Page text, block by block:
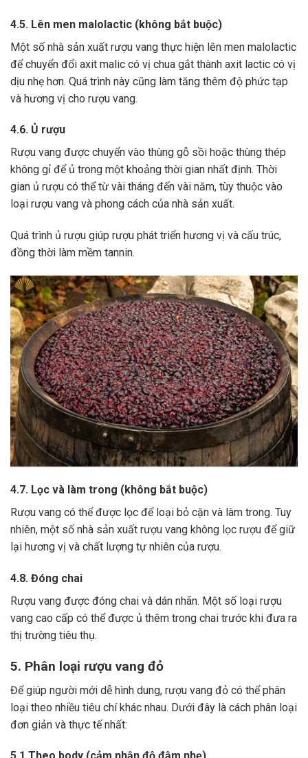
4.5. Lên men malolactic (không bắt buộc)
Một số nhà sản xuất rượu vang thực hiện lên men malolactic
để chuyển đổi axit malic có vị chua gắt thành axit lactic có vị
dịu nhẹ hơn. Quá trình này cũng làm tăng thêm độ phức tạp
và hương vị cho rượu vang.
4.6. Ủ rượu
Rượu vang được chuyển vào thùng gỗ sồi hoặc thùng thép
không gỉ để ủ trong một khoảng thời gian nhất định. Thời
gian ủ rượu có thể từ vài tháng đến vài năm, tùy thuộc vào
loại rượu vang và phong cách của nhà sản xuất.
Quá trình ủ rượu giúp rượu phát triển hương vị và cấu trúc,
đồng thời làm mềm tannin.
4.7. Lọc và làm trong (không bắt buộc)
Rượu vang có thể được lọc để loại bỏ cặn và làm trong. Tuy
nhiên, một số nhà sản xuất rượu vang không lọc rượu để giữ
lại hương vị và chất lượng tự nhiên của rượu.
4.8. Đóng chai
Rượu vang được đóng chai và dán nhãn. Một số loại rượu
vang cao cấp có thể được ủ thêm trong chai trước khi đưa ra
thị trường tiêu thụ.
5. Phân loại rượu vang đỏ
Để giúp người mới dễ hình dung, rượu vang đỏ có thể phân
loại theo nhiều tiêu chí khác nhau. Dưới đây là cách phân loại
đơn giản và thực tế nhất: